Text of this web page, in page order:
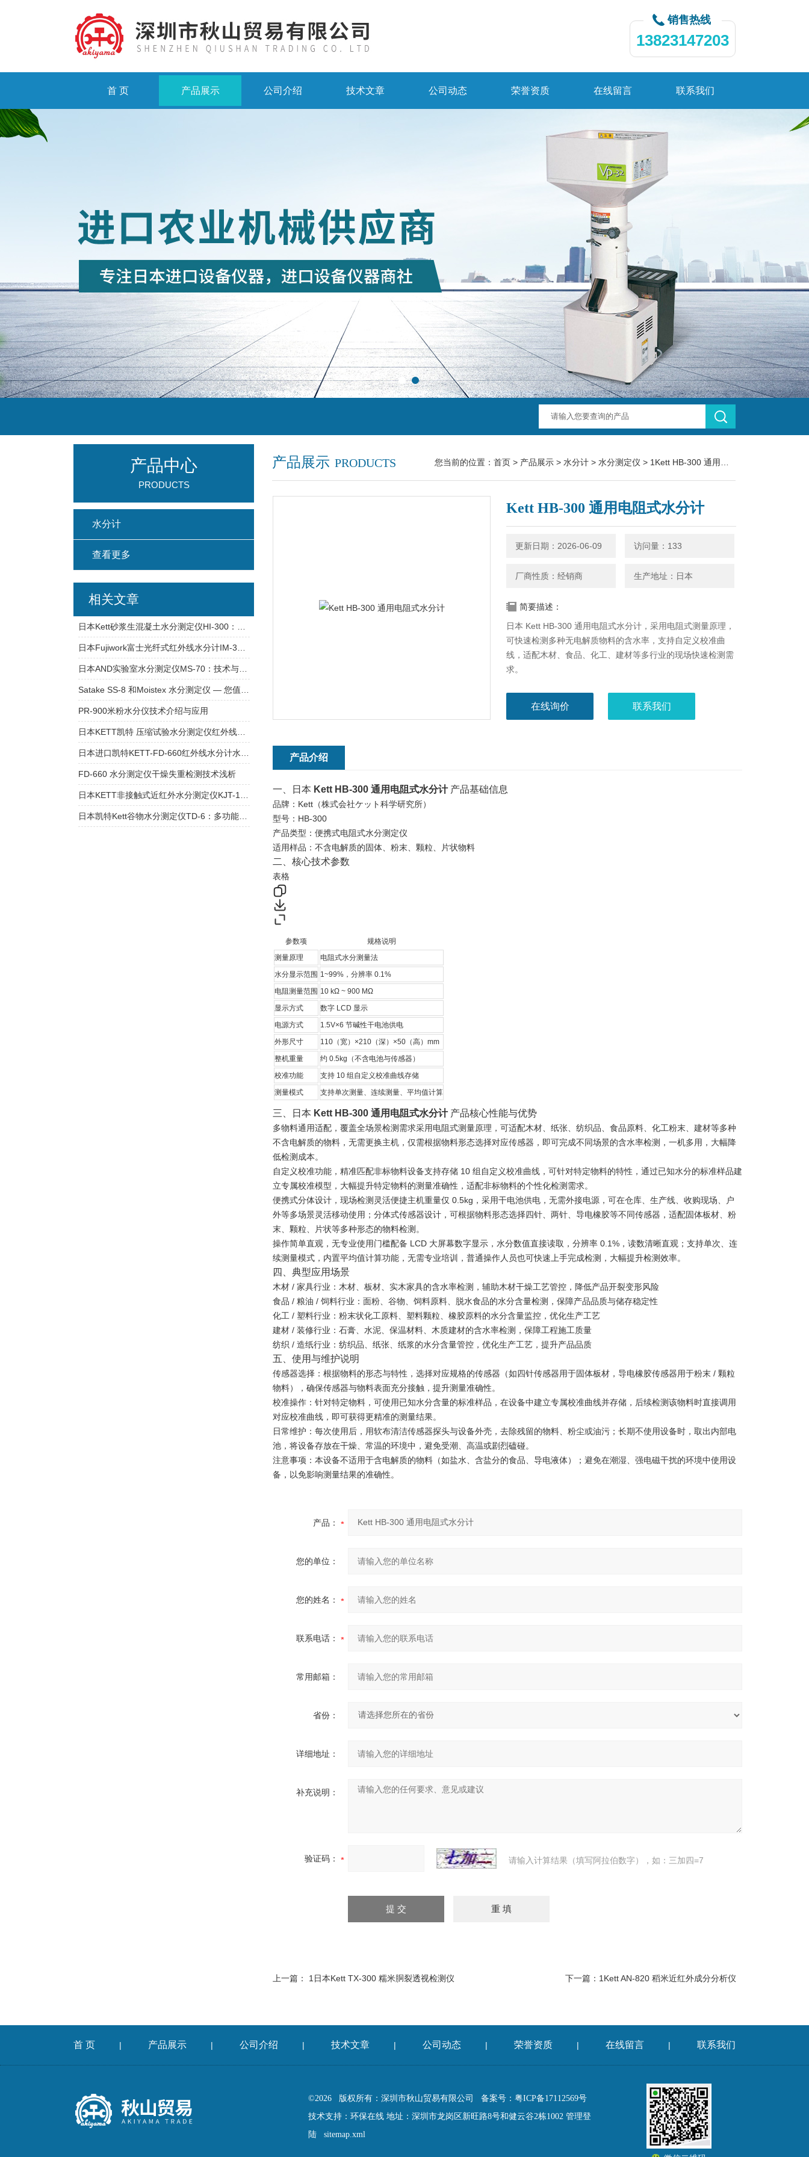
销售热线
13823147203
首 页 产品展示 公司介绍 技术文章 公司动态 荣誉资质 在线留言 联系我们
产品展示 PRODUCTS 您当前的位置： 首页 > 产品展示 > 水分计 > 水分测定仪 > 1Kett HB-300 通用电阻式水分计
Kett HB-300 通用电阻式水分计
更新日期：2026-06-09 访问量：133
厂商性质：经销商 生产地址：日本
简要描述：
日本 Kett HB-300 通用电阻式水分计，采用电阻式测量原理，
可快速检测多种无电解质物料的含水率，支持自定义校准曲
线，适配木材、食品、化工、建材等多行业的现场快速检测需
求。
在线询价 联系我们
产品介绍
一、日本 Kett HB-300 通用电阻式水分计产品基础信息
品牌：Kett（株式会社ケット科学研究所）
型号：HB-300
产品类型：便携式电阻式水分测定仪
适用样品：不含电解质的固体、粉末、颗粒、片状物料
二、核心技术参数
表格
参数项
规格说明
测量原理
电阻式水分测量法
水分显示范围 1~99%，分辨率 0.1%
电阻测量范围 10 kΩ ~ 900 MΩ
显示方式
数字 LCD 显示
电源方式
1.5V×6 节碱性干电池供电
外形尺寸
110（宽）×210（深）×50（高）mm
整机重量
约 0.5kg（不含电池与传感器）
校准功能
支持 10 组自定义校准曲线存储
测量模式
支持单次测量、连续测量、平均值计算
三、日本 Kett HB-300 通用电阻式水分计产品核心性能与优势
多物料通用适配，覆盖全场景检测需求采用电阻式测量原理，可适配木材、纸张、纺织品、食品原料、化工粉末、建材等多种
不含电解质的物料，无需更换主机，仅需根据物料形态选择对应传感器，即可完成不同场景的含水率检测，一机多用，大幅降
低检测成本。
自定义校准功能，精准匹配非标物料设备支持存储 10 组自定义校准曲线，可针对特定物料的特性，通过已知水分的标准样品建
立专属校准模型，大幅提升特定物料的测量准确性，适配非标物料的个性化检测需求。
便携式分体设计，现场检测灵活便捷主机重量仅 0.5kg，采用干电池供电，无需外接电源，可在仓库、生产线、收购现场、户
外等多场景灵活移动使用；分体式传感器设计，可根据物料形态选择四针、两针、导电橡胶等不同传感器，适配固体板材、粉
末、颗粒、片状等多种形态的物料检测。
操作简单直观，无专业使用门槛配备 LCD 大屏幕数字显示，水分数值直接读取，分辨率 0.1%，读数清晰直观；支持单次、连
续测量模式，内置平均值计算功能，无需专业培训，普通操作人员也可快速上手完成检测，大幅提升检测效率。
四、典型应用场景
木材 / 家具行业：木材、板材、实木家具的含水率检测，辅助木材干燥工艺管控，降低产品开裂变形风险
食品 / 粮油 / 饲料行业：面粉、谷物、饲料原料、脱水食品的水分含量检测，保障产品品质与储存稳定性
化工 / 塑料行业：粉末状化工原料、塑料颗粒、橡胶原料的水分含量监控，优化生产工艺
建材 / 装修行业：石膏、水泥、保温材料、木质建材的含水率检测，保障工程施工质量
纺织 / 造纸行业：纺织品、纸张、纸浆的水分含量管控，优化生产工艺，提升产品品质
五、使用与维护说明
传感器选择 ：根据物料的形态与特性，选择对应规格的传感器（如四针传感器用于固体板材，导电橡胶传感器用于粉末 / 颗粒
物料），确保传感器与物料表面充分接触，提升测量准确性。
校准操作 ：针对特定物料，可使用已知水分含量的标准样品，在设备中建立专属校准曲线并存储，后续检测该物料时直接调用
对应校准曲线，即可获得更精准的测量结果。
日常维护 ：每次使用后，用软布清洁传感器探头与设备外壳，去除残留的物料、粉尘或油污；长期不使用设备时，取出内部电
池，将设备存放在干燥、常温的环境中，避免受潮、高温或剧烈磕碰。
注意事项 ：本设备不适用于含电解质的物料（如盐水、含盐分的食品、导电液体）；避免在潮湿、强电磁干扰的环境中使用设
备，以免影响测量结果的准确性。
产品：
您的单位：
您的姓名：
联系电话：
常用邮箱：
省份：
详细地址：
补充说明：
验证码： 请输入计算结果（填写阿拉伯数字），如：三加四=7
上一篇： 1日本Kett TX-300 糯米胴裂透视检测仪 下一篇： 1Kett AN-820 稻米近红外成分分析仪
产品中心
PRODUCTS
水分计
查看更多
相关文章
日本AND实验室水分测定仪MS-70：技术与实用性的平衡
PR-900米粉水分仪技术介绍与应用
日本KETT凯特 压缩试验水分测定仪红外线水分计FD-720
FD‑660 水分测定仪干燥失重检测技术浅析
日本凯特Kett谷物水分测定仪TD-6：多功能谷物水分测量专家
首 页 | 产品展示 | 公司介绍 | 技术文章 | 公司动态 | 荣誉资质 | 在线留言 | 联系我们
©2026 版权所有：深圳市秋山贸易有限公司 备案号：粤ICP备17112569号
技术支持： 环保在线 地址：深圳市龙岗区新旺路8号和健云谷2栋1002 管理登
陆
sitemap.xml